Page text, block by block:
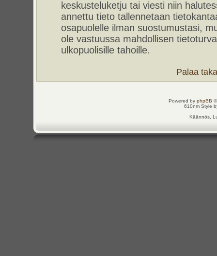
keskusteluketju tai viesti niin
annettu tieto tallennetaan
osapuolelle ilman suostumustasi,
ole vastuussa mahdollisen
ulkopuolisille tahoille.
Palaa
Powered by phpBB
610nm Style
Käännös,